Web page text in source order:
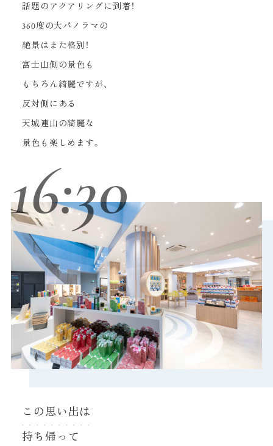
話題のアクアリングに到着！
360度の大パノラマの
絶景はまた格別！
富士山側の景色も
もちろん綺麗ですが、
反対側にある
天城連山の綺麗な
景色も楽しめます。
16:30
この思い出は
持ち帰って